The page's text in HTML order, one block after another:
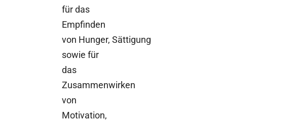
für das
Empfinden
von Hunger, Sättigung
sowie für
das
Zusammenwirken
von
Motivation,